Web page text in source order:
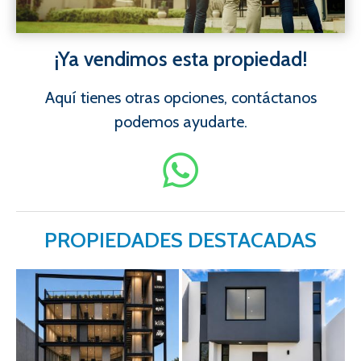
¡Ya vendimos esta propiedad!
Aquí tienes otras opciones, contáctanos
podemos ayudarte.
PROPIEDADES DESTACADAS